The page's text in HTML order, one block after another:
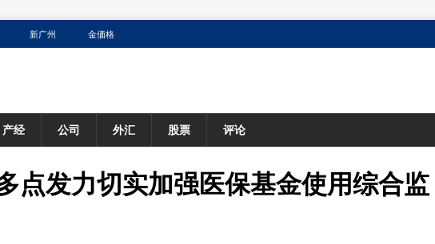
新广州 金価格
产经 公司 外汇 股票 评论
点发力切实加强医保基金使用综合监